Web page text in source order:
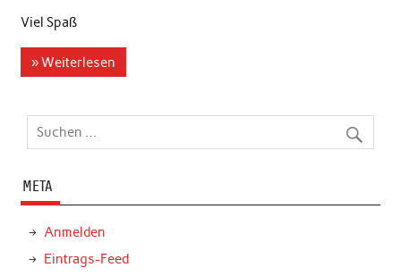
Viel Spaß
» Weiterlesen
META
Anmelden
Eintrags-Feed